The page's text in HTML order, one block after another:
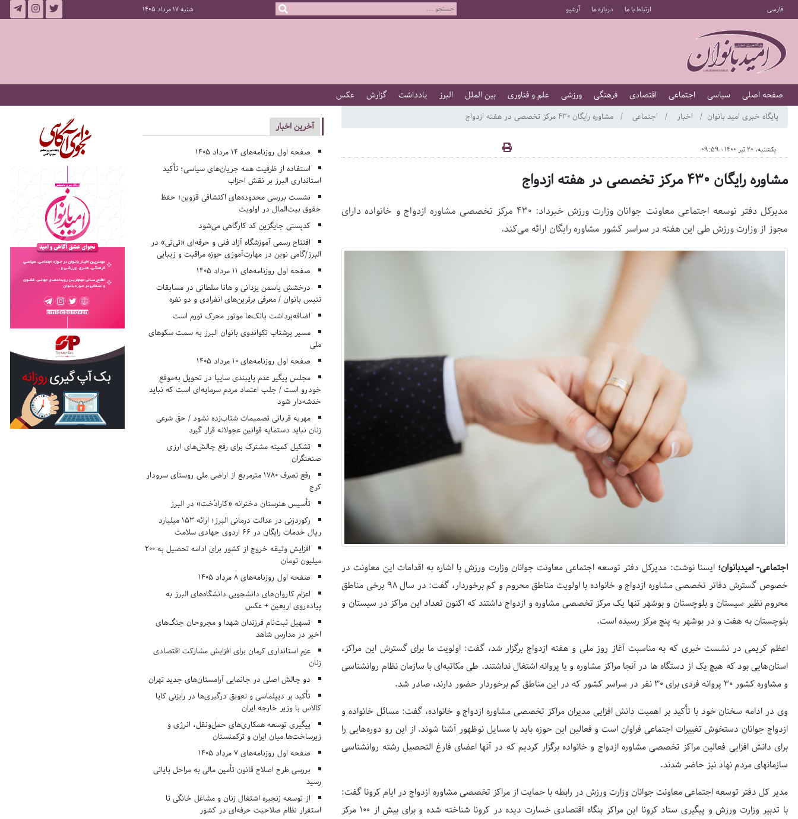
فارسی ارتباط با ما درباره ما آرشیو شنبه 17 مرداد 1405
صفحه اصلی سیاسی اجتماعی اقتصادی فرهنگی ورزشی علم و فناوری بین الملل البرز یادداشت گزارش عکس
پایگاه خبری امید بانوان اخبار اجتماعی مشاوره رایگان ۴۳۰ مرکز تخصصی در هفته ازدواج
یکشنبه، 20 تیر 1400 - 09:59
مشاوره رایگان ۴۳۰ مرکز تخصصی در هفته ازدواج
مدیرکل دفتر توسعه اجتماعی معاونت جوانان وزارت ورزش خبرداد: ۴۳۰ مرکز تخصصی مشاوره ازدواج و خانواده دارای
مجوز از وزارت ورزش طی این هفته در سراسر کشور مشاوره رایگان ارائه می‌کند.
اجتماعی- امیدبانوان؛ ایسنا نوشت: مدیرکل دفتر توسعه اجتماعی معاونت جوانان وزارت ورزش با اشاره به اقدامات این معاونت در
خصوص گسترش دفاتر تخصصی مشاوره ازدواج و خانواده با اولویت مناطق محروم و کم برخوردار، گفت: در سال ۹۸ برخی مناطق
محروم نظیر سیستان و بلوچستان و بوشهر تنها یک مرکز تخصصی مشاوره و ازدواج داشتند که اکنون تعداد این مراکز در سیستان و
بلوچستان به هفت و در بوشهر به پنج مرکز رسیده است.
اعظم کریمی در نشست خبری که به مناسبت آغاز روز ملی و هفته ازدواج برگزار شد، گفت: اولویت ما برای گسترش این مراکز،
استان‌هایی بود که هیچ یک از دستگاه ها در آنجا مراکز مشاوره و یا پروانه اشتغال نداشتند. طی مکاتبه‌ای با سازمان نظام روانشناسی
و مشاوره کشور ۳۰ پروانه فردی برای ۳۰ نفر در سراسر کشور که در این مناطق کم برخوردار حضور دارند، صادر شد.
وی در ادامه سخنان خود با تأکید بر اهمیت دانش افزایی مدیران مراکز تخصصی مشاوره ازدواج و خانواده، گفت: مسائل خانواده و
ازدواج جوانان دستخوش تغییرات اجتماعی فراوان است و فعالین این حوزه باید با مسایل نوظهور آشنا شوند. از این رو دوره‌هایی را
برای دانش افزایی فعالین مراکز تخصصی مشاوره ازدواج و خانواده برگزار کردیم که در آنها اعضای فارغ التحصیل رشته روانشناسی
سازمانهای مردم نهاد نیز حاضر شدند.
مدیر کل دفتر توسعه اجتماعی معاونت جوانان وزارت ورزش در رابطه با حمایت از مراکز تخصصی مشاوره ازدواج در ایام کرونا گفت:
با تدبیر وزارت ورزش و پیگیری ستاد کرونا این مراکز بنگاه اقتصادی خسارت دیده در کرونا شناخته شده و برای بیش از ۱۰۰ مرکز
آخرین اخبار
صفحه اول روزنامه‌های 14 مرداد 1405
استفاده از ظرفیت همه جریان‌های سیاسی؛ تأکید
استانداری البرز بر نقش احزاب
نشست بررسی محدوده‌های اکتشافی قزوین؛ حفظ
حقوق بیت‌المال در اولویت
کدپستی جایگزین کد کارگاهی می‌شود
افتتاح رسمی آموزشگاه آزاد فنی و حرفه‌ای «تی‌تی» در
البرز/گامی نوین در مهارت‌آموزی حوزه مراقبت و زیبایی
صفحه اول روزنامه‌های 11 مرداد 1405
درخشش یاسمن یزدانی و هانا سلطانی در مسابقات
تنیس بانوان / معرفی برترین‌های انفرادی و دو نفره
اضافه‌برداشت بانک‌ها موتور محرک تورم است
مسیر پرشتاب تکواندوی بانوان البرز به سمت سکوهای
ملی
صفحه اول روزنامه‌های 10 مرداد 1405
مجلس پیگیر عدم پایبندی سایپا در تحویل به‌موقع
خودرو است / جلب اعتماد مردم سرمایه‌ای است که نباید
خدشه‌دار شود
مهریه قربانی تصمیمات شتاب‌زده نشود / حق شرعی
زنان نباید دستمایه قوانین عجولانه قرار گیرد
تشکیل کمیته مشترک برای رفع چالش‌های ارزی
صنعتگران
رفع تصرف ۱۷۸۰ مترمربع از اراضی ملی روستای سرودار
کرج
تأسیس هنرستان دخترانه «کارادُخت» در البرز
رکوردزنی در عدالت درمانی البرز؛ ارائه ۱۵۳ میلیارد
ریال خدمات رایگان در ۶۶ اردوی جهادی سلامت
افزایش وثیقه خروج از کشور برای ادامه تحصیل به ۲۰۰
میلیون تومان
صفحه اول روزنامه‌های 8 مرداد 1405
اعزام کاروان‌های دانشجویی دانشگاه‌های البرز به
پیاده‌روی اربعین + عکس
تسهیل ثبت‌نام فرزندان شهدا و مجروحان جنگ‌های
اخیر در مدارس شاهد
عزم استانداری کرمان برای افزایش مشارکت اقتصادی
زنان
دو چالش اصلی در جانمایی آرامستان‌های جدید تهران
تأکید بر دیپلماسی و تعویق درگیری‌ها در رایزنی کایا
کالاس با وزیر خارجه ایران
پیگیری توسعه همکاری‌های حمل‌ونقل، انرژی و
زیرساخت‌ها میان ایران و ترکمنستان
صفحه اول روزنامه‌های 7 مرداد 1405
بررسی طرح اصلاح قانون تأمین مالی به مراحل پایانی
رسید
از توسعه زنجیره اشتغال زنان و مشاغل خانگی تا
استقرار نظام صلاحیت حرفه‌ای در کشور